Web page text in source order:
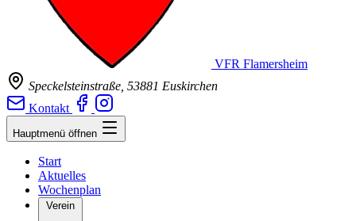
VFR Flamersheim
Speckelsteinstraße, 53881 Euskirchen
Kontakt
Hauptmenü öffnen
Start
Aktuelles
Wochenplan
Verein